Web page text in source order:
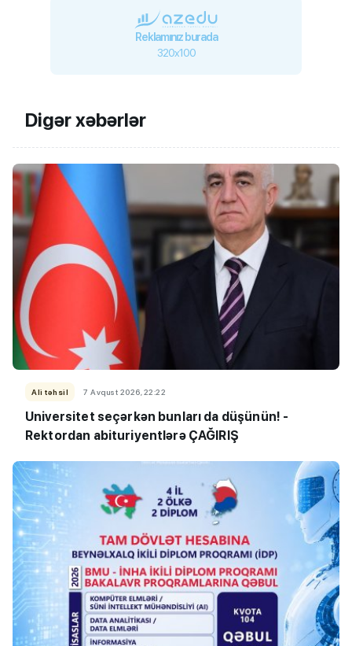
Reklamınız burada
320x100
Digər xəbərlər
Ali təhsil 7 Avqust 2026, 22:22
Universitet seçərkən bunları da düşünün! -
Rektordan abituriyentlərə ÇAĞIRIŞ